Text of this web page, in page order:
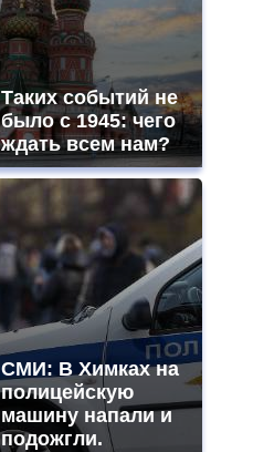
Таких событий не
было с 1945: чего
ждать всем нам?
СМИ: В Химках на
полицейскую
машину напали и
подожгли.